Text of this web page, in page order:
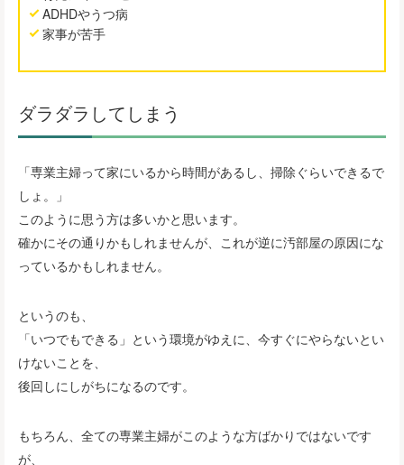
ADHDやうつ病
家事が苦手
ダラダラしてしまう
「専業主婦って家にいるから時間があるし、掃除ぐらいできるで
しょ。」
このように思う方は多いかと思います。
確かにその通りかもしれませんが、これが逆に汚部屋の原因にな
っているかもしれません。
というのも、
「いつでもできる」という環境がゆえに、今すぐにやらないとい
けないことを、
後回しにしがちになるのです。
もちろん、全ての専業主婦がこのような方ばかりではないです
が、